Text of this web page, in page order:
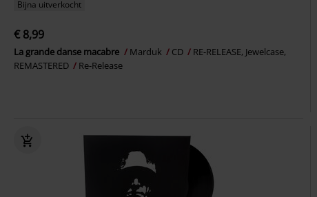
Bijna uitverkocht
€ 8,99
La grande danse macabre Marduk CD
RE-RELEASE, Jewelcase,
REMASTERED
Re-Release